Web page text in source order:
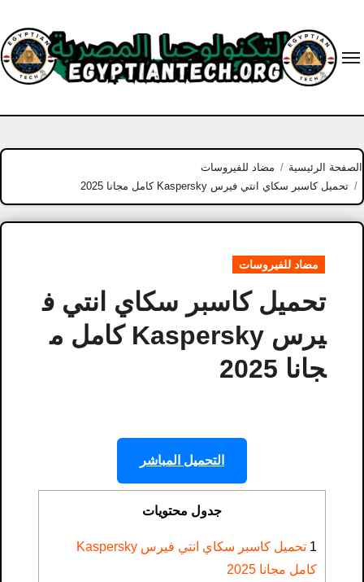
content
الصفحة الرئيسية
مضاد للفيروسات
تحميل كاسبر سكاي انتي فيرس Kaspersky كامل مجانا 2025
مضاد للفيروسات
تحميل كاسبر سكاي انتي ف
يرس Kaspersky كامل م
جانا 2025
التحميل المباشر
جدول محتويات
1
تحميل كاسبر سكاي انتي فيرس Kaspersky
كامل مجانا 2025